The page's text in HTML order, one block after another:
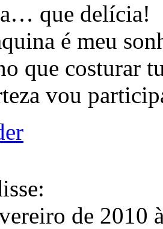
que delícia!
é meu
que costurar
vou
de 2010